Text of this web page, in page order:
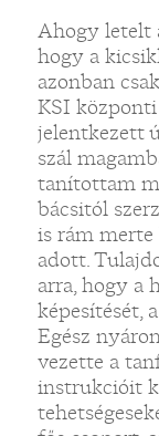
Ahogy letelt
hogy a
azonban
KSI
jelentkezett
szál
tanítottam
bácsitól
is rám
adott.
arra, hogy a
képesítését,
Egész
vezette a
instrukcióit